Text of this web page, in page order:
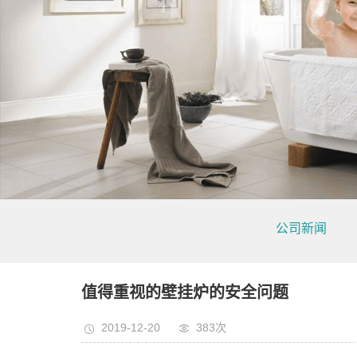
公司新闻
值得重视的壁挂炉的安全问题
2019-12-20 383次